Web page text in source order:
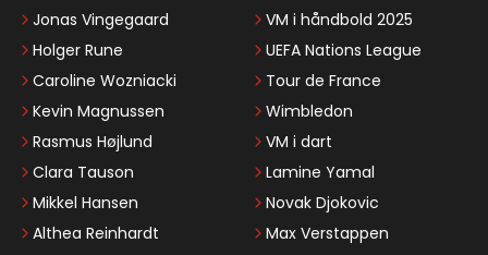
Jonas Vingegaard
Holger Rune
Caroline Wozniacki
Kevin Magnussen
Rasmus Højlund
Clara Tauson
Mikkel Hansen
Althea Reinhardt
VM i håndbold 2025
UEFA Nations League
Tour de France
Wimbledon
VM i dart
Lamine Yamal
Novak Djokovic
Max Verstappen